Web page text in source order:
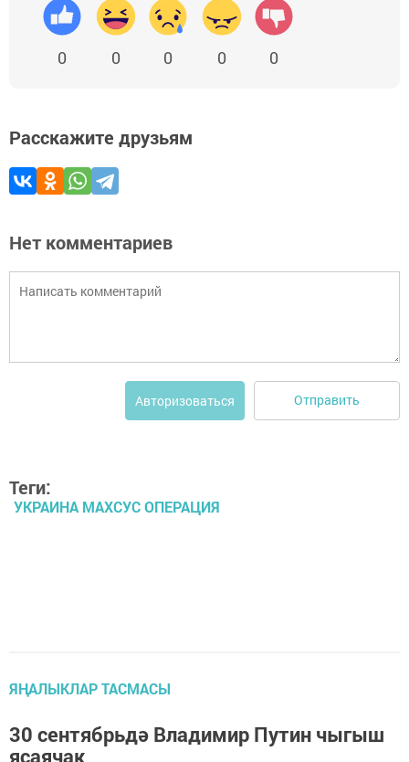
0 0 0 0 0
Расскажите друзьям
Нет комментариев
Авторизоваться Отправить
Теги:
УКРАИНА МАХСУС ОПЕРАЦИЯ
ЯҢАЛЫКЛАР ТАСМАСЫ
30 сентябрьдә Владимир Путин чыгыш
ясаячак